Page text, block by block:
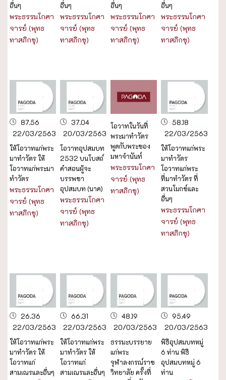
อื่นๆ
พระธรรมโกศา
จารย์ (พุทธ
ทาสภิกขุ)
อื่นๆ
พระธรรมโกศา
จารย์ (พุทธ
ทาสภิกขุ)
อื่นๆ
พระธรรมโกศา
จารย์ (พุทธ
ทาสภิกขุ)
อื่นๆ
พระธรรมโกศา
จารย์ (พุทธ
ทาสภิกขุ)
87.56
22/03/2563
ให้โอวาทแก่พระ
มาทำวัตร ให้
โอวาทแก่พระมา
ทำวัตร
พระธรรมโกศา
จารย์ (พุทธ
ทาสภิกขุ)
37.04
20/03/2563
โอวาทอุปสมบท
2532 บนโบสถ์
คำสอนผู้จะ
บรรพชา
อุปสมบท (นาค)
พระธรรมโกศา
จารย์ (พุทธ
ทาสภิกขุ)
โอวาทในวันที่
พระมาทำวัตร
พูดกับพระของ
มหาจำนันท์
พระธรรมโกศา
จารย์ (พุทธ
ทาสภิกขุ)
58.18
22/03/2563
ให้โอวาทแก่พระ
มาทำวัตร
โอวาทแก่พระ
ที่มาทำวัตร ที่
สวนโมกข์และ
อื่นๆ
พระธรรมโกศา
จารย์ (พุทธ
ทาสภิกขุ)
26.36
22/03/2563
ให้โอวาทแก่พระ
มาทำวัตร ให้
โอวาทแก่
สามเณรและอื่นๆ
66.31
22/03/2563
ให้โอวาทแก่พระ
มาทำวัตร ให้
โอวาทแก่
สามเณรและอื่นๆ
48.19
20/03/2563
ธรรมะบรรยาย
แก่พระ
จุฬาลงกรณ์ราช
วิทยาลัย ครั้งที่
95.49
20/03/2563
พิธีอุปสมบทหมู่
6 ท่าน พิธี
อุปสมบทหมู่ 6
ท่าน